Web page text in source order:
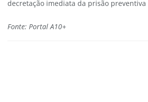
decretação imediata da prisão preventiva
Fonte: Portal A10+